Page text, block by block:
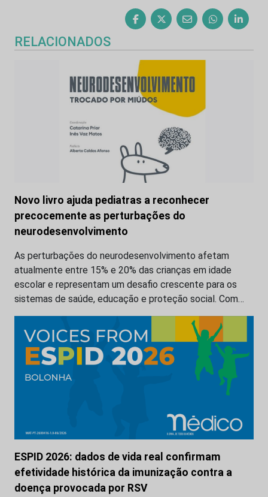
RELACIONADOS
Novo livro ajuda pediatras a reconhecer
precocemente as perturbações do
neurodesenvolvimento
As perturbações do neurodesenvolvimento afetam
atualmente entre 15% e 20% das crianças em idade
escolar e representam um desafio crescente para os
sistemas de saúde, educação e proteção social. Com…
ESPID 2026: dados de vida real confirmam
efetividade histórica da imunização contra a
doença provocada por RSV